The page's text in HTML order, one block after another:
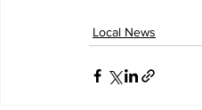
Local News